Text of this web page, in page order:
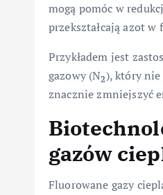
mogą pomóc w
przekształcają azot
Przykładem jest
gazowy (N2), który
znacznie zmniejszyć
gazów
Fluorowane gazy